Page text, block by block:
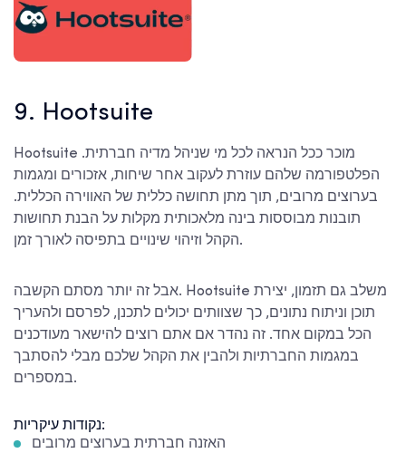
9. Hootsuite
Hootsuite מוכר ככל הנראה לכל מי שניהל מדיה חברתית.
הפלטפורמה שלהם עוזרת לעקוב אחר שיחות, אזכורים ומגמות
בערוצים מרובים, תוך מתן תחושה כללית של האווירה הכללית.
תובנות מבוססות בינה מלאכותית מקלות על הבנת תחושות
הקהל וזיהוי שינויים בתפיסה לאורך זמן.
אבל זה יותר מסתם הקשבה. Hootsuite משלב גם תזמון, יצירת
תוכן וניתוח נתונים, כך שצוותים יכולים לתכנן, לפרסם ולהעריך
הכל במקום אחד. זה נהדר אם אתם רוצים להישאר מעודכנים
במגמות החברתיות ולהבין את הקהל שלכם מבלי להסתבך
במספרים.
נקודות עיקריות:
האזנה חברתית בערוצים מרובים